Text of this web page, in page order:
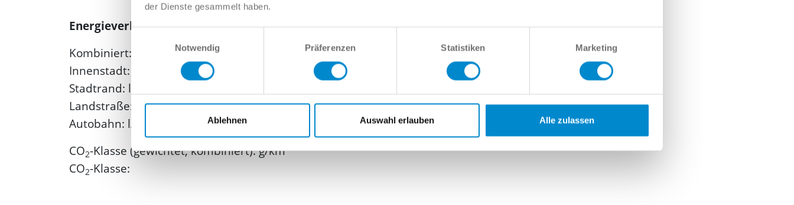
der Dienste gesammelt haben.
Notwendig
Präferenzen Statistiken Marketing
Ablehnen Auswahl erlauben Alle zulassen
Energieverbrauch und Emissionen
Kombiniert: l/100km
Innenstadt: l/100km
Stadtrand: l/100km
Landstraße: l/100km
Autobahn: l/100km
CO2-Klasse (gewichtet, kombiniert): g/km
CO2-Klasse: